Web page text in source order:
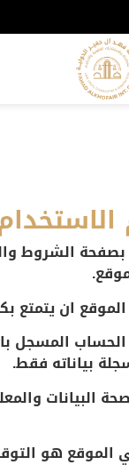
بصفحة الشروط
المسجل
بياناته فقط.
البيانات